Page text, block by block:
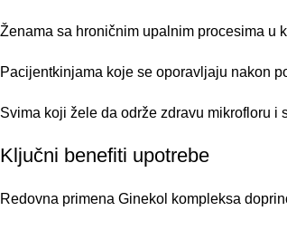
Ženama sa hroničnim upalnim procesima u
Pacijentkinjama koje se oporavljaju nakon
Svima koji žele da održe zdravu mikrofloru i
Ključni benefiti upotrebe
Redovna primena Ginekol kompleksa